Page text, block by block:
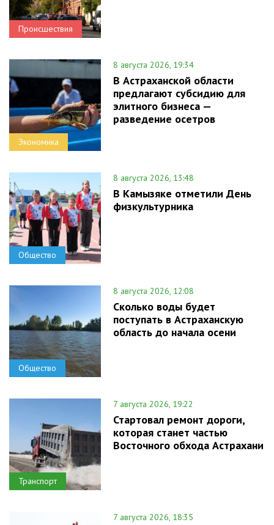
Происшествия
Экономика
8 августа 2026, 19:34
В Астраханской области
предлагают субсидию для
элитного бизнеса —
разведение осетров
Общество
8 августа 2026, 13:48
В Камызяке отметили День
физкультурника
Общество
8 августа 2026, 12:08
Сколько воды будет
поступать в Астраханскую
область до начала осени
Транспорт
7 августа 2026, 19:22
Стартовал ремонт дороги,
которая станет частью
Восточного обхода Астрахани
7 августа 2026, 18:35